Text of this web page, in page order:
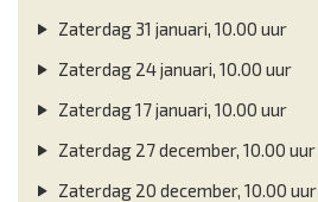
Zaterdag 31 januari, 10.00 uur
Zaterdag 24 januari, 10.00 uur
Zaterdag 17 januari, 10.00 uur
Zaterdag 27 december, 10.00 uur
Zaterdag 20 december, 10.00 uur